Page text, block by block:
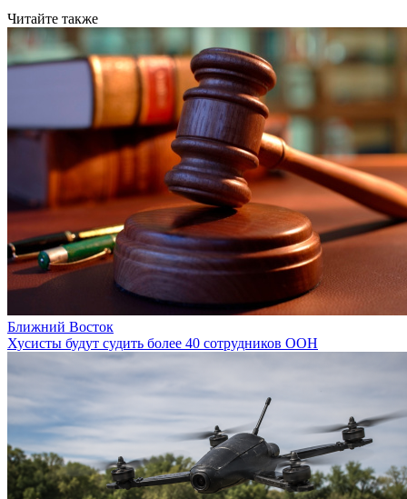
Читайте также
Ближний Восток
Хусисты будут судить более 40 сотрудников ООН